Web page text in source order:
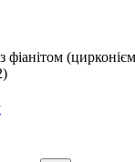
фіанітом